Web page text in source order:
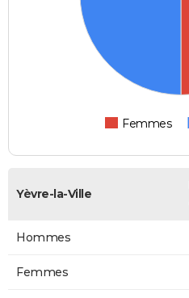
Femmes
Yèvre-la-Ville
Hommes
Femmes